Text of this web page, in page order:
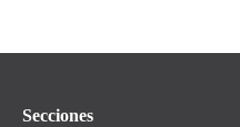
Secciones